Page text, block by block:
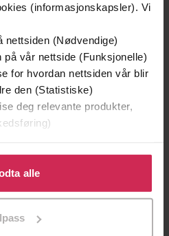
(informasjonskapsler). Vi
nettsiden (Nødvendige)
på vår nettside (Funksjonelle)
for hvordan nettsiden vår blir
den (Statistiske)
deg relevante produkter,
gi oss ditt samtykke til å
formålene. Du kan også
formål ved å klikke
alle